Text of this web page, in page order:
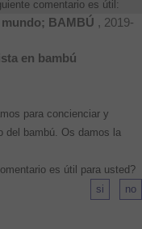
comentario es útil:
BAMBÚ , 2019-
en bambú
para concienciar y
del bambú. Os damos la
es útil para usted?